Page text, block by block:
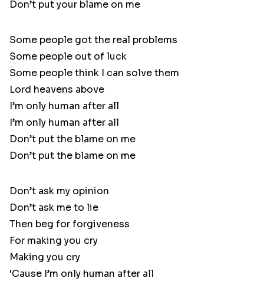
Don’t put your blame on me
Some people got the real problems
Some people out of luck
Some people think I can solve them
Lord heavens above
I’m only human after all
I’m only human after all
Don’t put the blame on me
Don’t put the blame on me
Don’t ask my opinion
Don’t ask me to lie
Then beg for forgiveness
For making you cry
Making you cry
‘Cause I’m only human after all